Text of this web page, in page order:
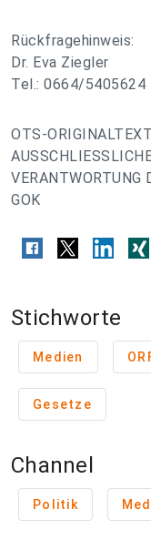
Rückfragehinweis:
Dr. Eva Ziegler
Tel.: 0664/5405624
OTS-
VERANTWORTUNG
GOK
Stichworte
Medien
Gesetze
Channel
Politik